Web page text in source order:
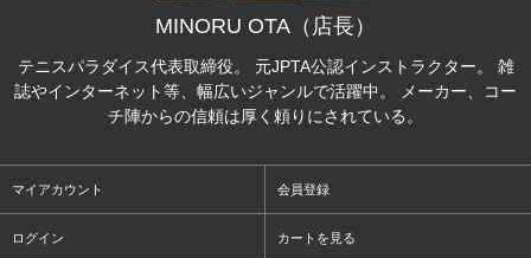
MINORU OTA（店長）
テニスパラダイス代表取締役。 元JPTA公認インストラクター。 雑
誌やインターネット等、幅広いジャンルで活躍中。 メーカー、コー
チ陣からの信頼は厚く頼りにされている。
マイアカウント 会員登録
ログイン カートを見る